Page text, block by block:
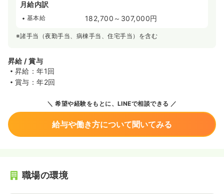
月給内訳
基本給 182,700～307,000円
※諸手当（夜勤手当、病棟手当、住宅手当）を含む
昇給 / 賞与
昇給：年1回
賞与：年2回
希望や経験をもとに、LINEで相談できる
給与や働き方について聞いてみる
職場の環境